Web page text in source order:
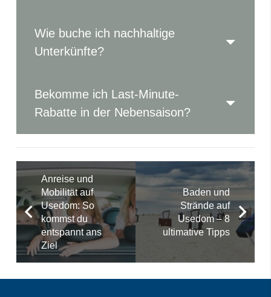
Wie buche ich nachhaltige
Unterkünfte?
Bekomme ich Last-Minute-
Rabatte in der Nebensaison?
Anreise und
Mobilität auf
Usedom: So
kommst du
entspannt ans
Ziel
Baden und
Strände auf
Usedom – 8
ultimative Tipps